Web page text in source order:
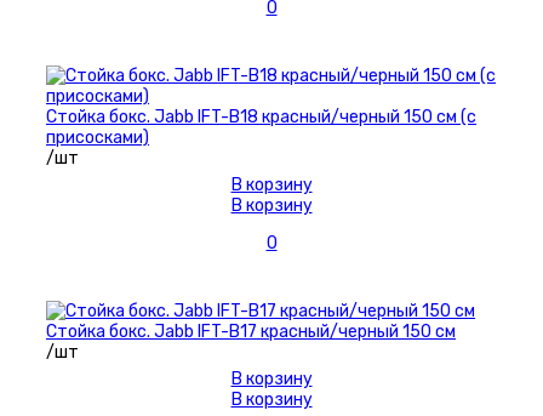
0
Стойка бокс. Jabb IFT-B18 красный/черный 150 см (с
присосками)
/шт
В корзину
В корзину
0
Стойка бокс. Jabb IFT-B17 красный/черный 150 см
/шт
В корзину
В корзину